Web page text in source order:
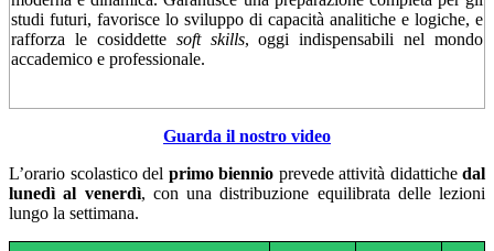
studi futuri, favorisce lo sviluppo di capacità analitiche e logiche, e
rafforza le cosiddette soft skills, oggi indispensabili nel mondo
accademico e professionale.
Guarda il nostro video
L’orario scolastico del primo biennio prevede attività didattiche dal
lunedì al venerdì, con una distribuzione equilibrata delle lezioni
lungo la settimana.